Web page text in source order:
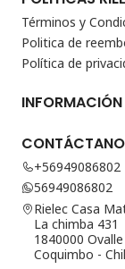
Términos y
Politica de
Política de
INFORMACIÓN
+56949086802
56949086802
Rielec Casa
La chimba 431
1840000
Coquimbo -